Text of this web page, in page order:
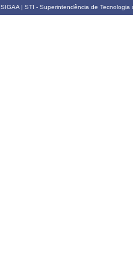
SIGAA | STI - Superintendência de